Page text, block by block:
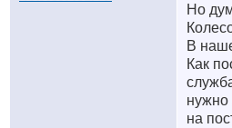
Но
В
Как
нужно
на